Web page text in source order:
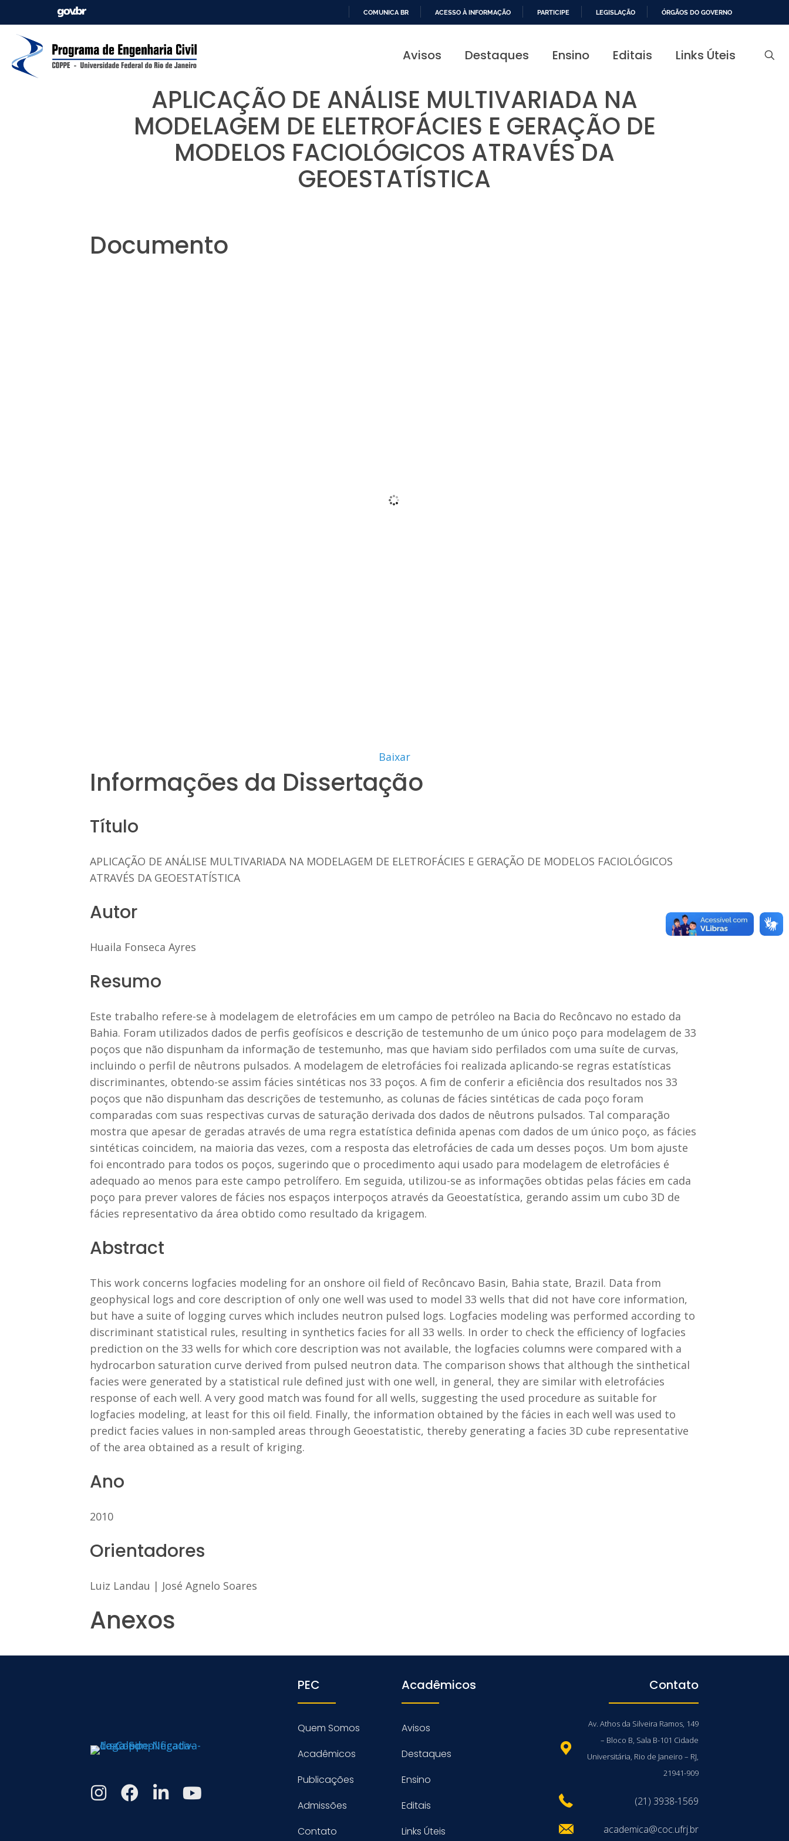
PARA
COMUNICA BR ACESSO À INFORMAÇÃO PARTICIPE LEGISLAÇÃO ÓRGÃOS DO GOVERNO
Avisos Destaques Ensino Editais Links Úteis
APLICAÇÃO DE ANÁLISE MULTIVARIADA NA
MODELAGEM DE ELETROFÁCIES E GERAÇÃO DE
MODELOS FACIOLÓGICOS ATRAVÉS DA
GEOESTATÍSTICA
Documento
Baixar
Informações da Dissertação
Título
APLICAÇÃO DE ANÁLISE MULTIVARIADA NA MODELAGEM DE ELETROFÁCIES E GERAÇÃO DE MODELOS FACIOLÓGICOS
ATRAVÉS DA GEOESTATÍSTICA
Autor
Huaila Fonseca Ayres
Resumo
Este trabalho refere-se à modelagem de eletrofácies em um campo de petróleo na Bacia do Recôncavo no estado da
Bahia. Foram utilizados dados de perfis geofísicos e descrição de testemunho de um único poço para modelagem de 33
poços que não dispunham da informação de testemunho, mas que haviam sido perfilados com uma suíte de curvas,
incluindo o perfil de nêutrons pulsados. A modelagem de eletrofácies foi realizada aplicando-se regras estatísticas
discriminantes, obtendo-se assim fácies sintéticas nos 33 poços. A fim de conferir a eficiência dos resultados nos 33
poços que não dispunham das descrições de testemunho, as colunas de fácies sintéticas de cada poço foram
comparadas com suas respectivas curvas de saturação derivada dos dados de nêutrons pulsados. Tal comparação
mostra que apesar de geradas através de uma regra estatística definida apenas com dados de um único poço, as fácies
sintéticas coincidem, na maioria das vezes, com a resposta das eletrofácies de cada um desses poços. Um bom ajuste
foi encontrado para todos os poços, sugerindo que o procedimento aqui usado para modelagem de eletrofácies é
adequado ao menos para este campo petrolífero. Em seguida, utilizou-se as informações obtidas pelas fácies em cada
poço para prever valores de fácies nos espaços interpoços através da Geoestatística, gerando assim um cubo 3D de
fácies representativo da área obtido como resultado da krigagem.
Abstract
This work concerns logfacies modeling for an onshore oil field of Recôncavo Basin, Bahia state, Brazil. Data from
geophysical logs and core description of only one well was used to model 33 wells that did not have core information,
but have a suite of logging curves which includes neutron pulsed logs. Logfacies modeling was performed according to
discriminant statistical rules, resulting in synthetics facies for all 33 wells. In order to check the efficiency of logfacies
prediction on the 33 wells for which core description was not available, the logfacies columns were compared with a
hydrocarbon saturation curve derived from pulsed neutron data. The comparison shows that although the sinthetical
facies were generated by a statistical rule defined just with one well, in general, they are similar with eletrofácies
response of each well. A very good match was found for all wells, suggesting the used procedure as suitable for
logfacies modeling, at least for this oil field. Finally, the information obtained by the fácies in each well was used to
predict facies values in non-sampled areas through Geoestatistic, thereby generating a facies 3D cube representative
of the area obtained as a result of kriging.
Ano
2010
Orientadores
Luiz Landau | José Agnelo Soares
Anexos
PEC
Quem Somos
Acadêmicos
Publicações
Admissões
Contato
Acadêmicos
Avisos
Destaques
Ensino
Editais
Links Úteis
Contato
Av. Athos da Silveira Ramos, 149
– Bloco B, Sala B-101 Cidade
Universitária, Rio de Janeiro – RJ,
21941-909
(21) 3938-1569
academica@coc.ufrj.br